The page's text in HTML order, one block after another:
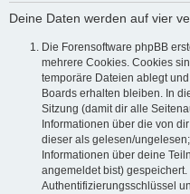
Deine Daten werden auf vier
Die Forensoftware phpBB
mehrere Cookies. Cookies
temporäre Dateien ablegt
Boards erhalten bleiben. In
Sitzung (damit dir alle
Informationen über die von
dieser als gelesen/
Informationen über deine
angemeldet bist)
Authentifizierungsschlüssel